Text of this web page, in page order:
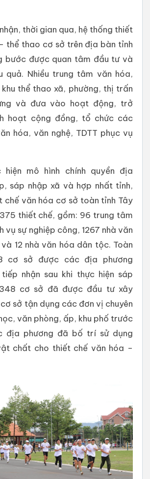
thời gian qua, hệ thống thiết
thể thao cơ sở trên địa bàn tỉnh
bước được quan tâm đầu tư và
quả. Nhiều trung tâm văn hóa,
thể thao xã, phường, thị trấn
và đưa vào hoạt động, trở
hoạt cộng đồng, tổ chức các
hóa, văn nghệ, TDTT phục vụ
hiện mô hình chính quyền địa
sáp nhập xã và hợp nhất tỉnh,
chế văn hóa cơ sở toàn tỉnh Tây
thiết chế, gồm: 96 trung tâm
vụ sự nghiệp công, 1267 nhà văn
12 nhà văn hóa dân tộc. Toàn
cơ sở được các địa phương
nhận sau khi thực hiện sáp
cơ sở đã được đầu tư xây
sở tận dụng các đơn vị chuyên
văn phòng, ấp, khu phố trước
địa phương đã bố trí sử dụng
chất cho thiết chế văn hóa –